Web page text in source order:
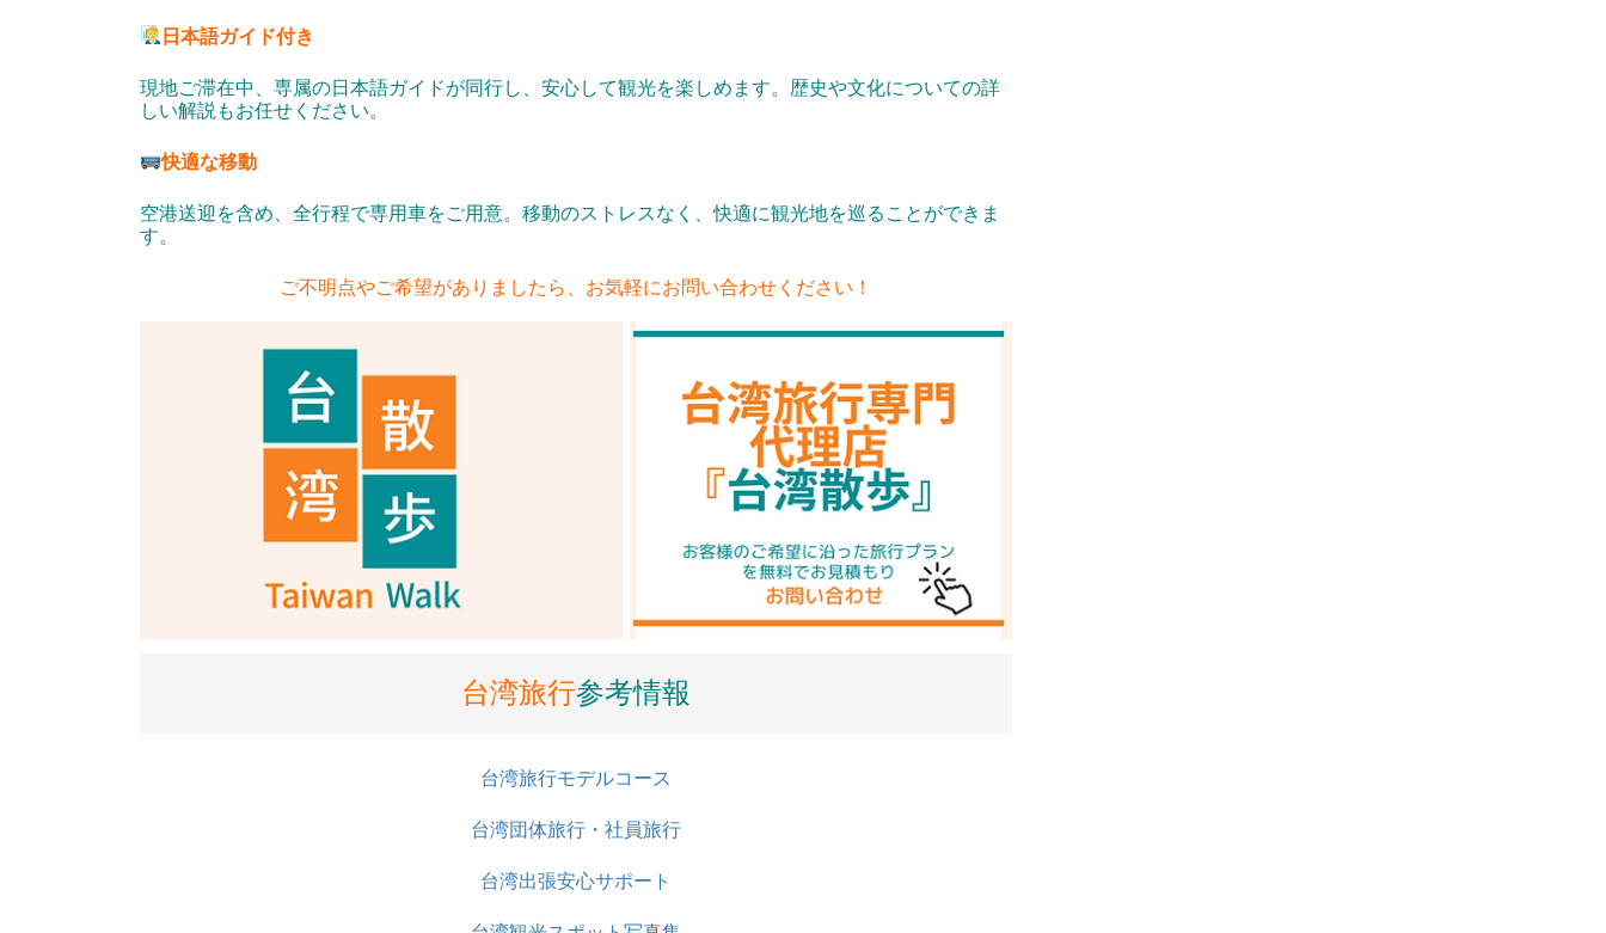
日本語ガイド付き
現地ご滞在中、専属の日本語ガイドが同行し、安心して観光を楽しめます。歴史や文化についての詳
しい解説もお任せください。
快適な移動
空港送迎を含め、全行程で専用車をご用意。移動のストレスなく、快適に観光地を巡ることができま
す。
ご不明点やご希望がありましたら、お気軽にお問い合わせください！
台湾旅行参考情報
台湾旅行モデルコース
台湾団体旅行・社員旅行
台湾出張安心サポート